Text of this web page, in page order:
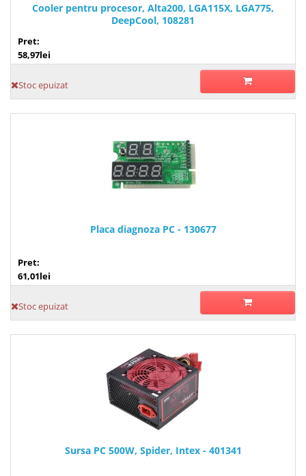
Cooler pentru procesor, Alta200, LGA115X, LGA775,
DeepCool, 108281
Pret:
58,97lei
Stoc epuizat
Placa diagnoza PC - 130677
Pret:
61,01lei
Stoc epuizat
Sursa PC 500W, Spider, Intex - 401341